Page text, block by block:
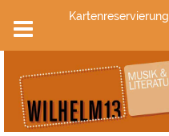
Inhalt
springen
Kartenreservierung